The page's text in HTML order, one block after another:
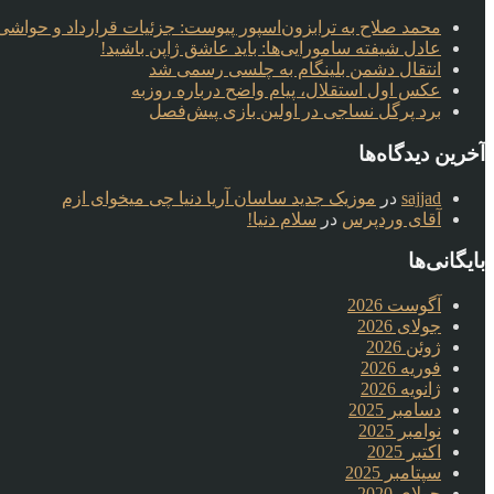
محمد صلاح به ترابزون‌اسپور پیوست: جزئیات قرارداد و حواشی
عادل شیفته سامورایی‌ها: باید عاشق ژاپن باشید!
انتقال دشمن بلینگام به چلسی رسمی شد
عکس اول استقلال، پیام واضح درباره روزبه
برد پرگل نساجی در اولین بازی پیش‌فصل
آخرین دیدگاه‌ها
sajjad در موزیک جدید ساسان آریا دنیا چی میخوای ازم
آقای وردپرس در سلام دنیا!
بایگانی‌ها
آگوست 2026
جولای 2026
ژوئن 2026
فوریه 2026
ژانویه 2026
دسامبر 2025
نوامبر 2025
اکتبر 2025
سپتامبر 2025